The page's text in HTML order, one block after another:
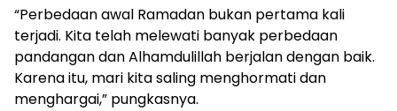
“Perbedaan awal Ramadan bukan pertama kali
terjadi. Kita telah melewati banyak perbedaan
pandangan dan Alhamdulillah berjalan dengan baik.
Karena itu, mari kita saling menghormati dan
menghargai,” pungkasnya.